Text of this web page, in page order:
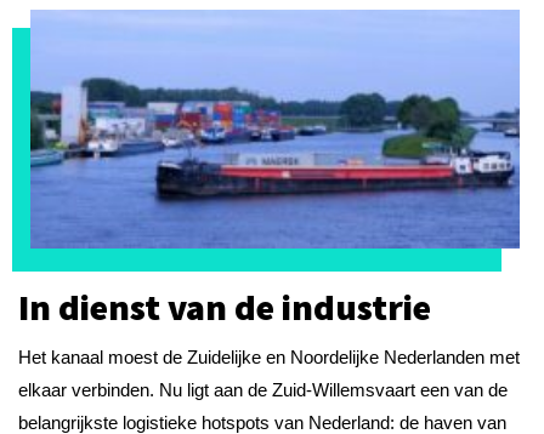
In dienst van de industrie
Het kanaal moest de Zuidelijke en Noordelijke Nederlanden met
elkaar verbinden. Nu ligt aan de Zuid-Willemsvaart een van de
belangrijkste logistieke hotspots van Nederland: de haven van